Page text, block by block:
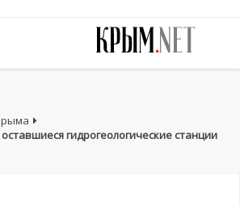
гидрогеологические станции